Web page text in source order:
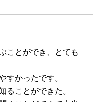
ことができ、とても
すかったです。
ることができた。